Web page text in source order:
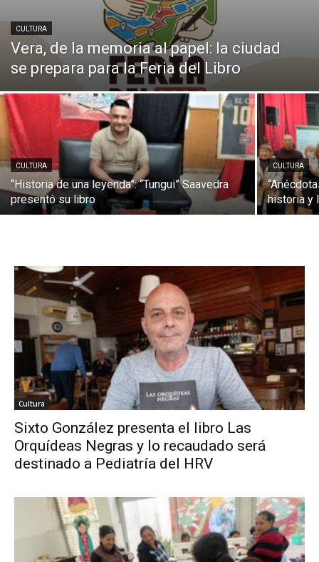
CULTURA
Vera, de la memoria al papel: la ciudad
se prepara para la Feria del Libro
CULTURA
“Historia de una leyenda”: “Tungui” Saavedra
presentó su libro
CULTURA
historia y
Cultura
Sixto González presenta el libro Las
Orquídeas Negras y lo recaudado será
destinado a Pediatría del HRV